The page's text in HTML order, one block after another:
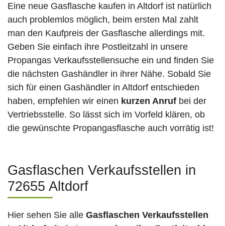
Eine neue Gasflasche kaufen in Altdorf ist natürlich
auch problemlos möglich, beim ersten Mal zahlt
man den Kaufpreis der Gasflasche allerdings mit.
Geben Sie einfach ihre Postleitzahl in unsere
Propangas Verkaufsstellensuche ein und finden Sie
die nächsten Gashändler in ihrer Nähe. Sobald Sie
sich für einen Gashändler in Altdorf entschieden
haben, empfehlen wir einen kurzen Anruf bei der
Vertriebsstelle. So lässt sich im Vorfeld klären, ob
die gewünschte Propangasflasche auch vorrätig ist!
Gasflaschen Verkaufsstellen in
72655 Altdorf
Hier sehen Sie alle Gasflaschen Verkaufsstellen